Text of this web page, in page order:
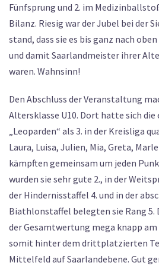
Fünfsprung und 2. im
Bilanz. Riesig war der Jubel bei der
stand, dass sie es bis ganz nach
und damit Saarlandmeister ihrer
waren. Wahnsinn!
Den Abschluss der Veranstaltung
Altersklasse U10. Dort hatte sich die
„Leoparden“ als 3. in der Kreisliga
Laura, Luisa, Julien, Mia, Greta,
kämpften gemeinsam um jeden
wurden sie sehr gute 2., in der
der Hindernisstaffel 4. und in der
Biathlonstaffel belegten sie Rang
der Gesamtwertung mega knapp
somit hinter dem drittplatzierten
Mittelfeld auf Saarlandebene. Gut